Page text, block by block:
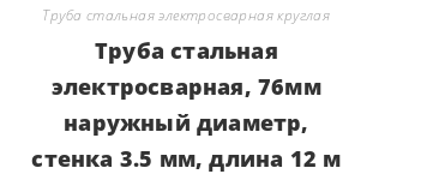
Труба стальная электросварная круглая
Труба стальная
электросварная, 76мм
наружный диаметр,
стенка 3.5 мм, длина 12 м